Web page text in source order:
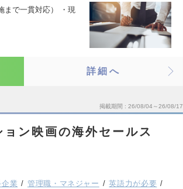
まで一貫対応） ・現
詳細へ
掲載期間 26/08/04～26/08/17
ン映画の海外セールス
企業 管理職・マネジャー
英語力が必要